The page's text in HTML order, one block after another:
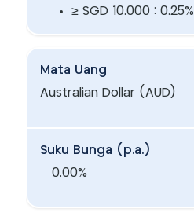
≥ SGD 10.000 : 0.25%
Mata Uang
Australian Dollar (AUD)
Suku Bunga (p.a.)
0.00%